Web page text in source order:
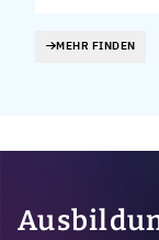
MEHR FINDEN